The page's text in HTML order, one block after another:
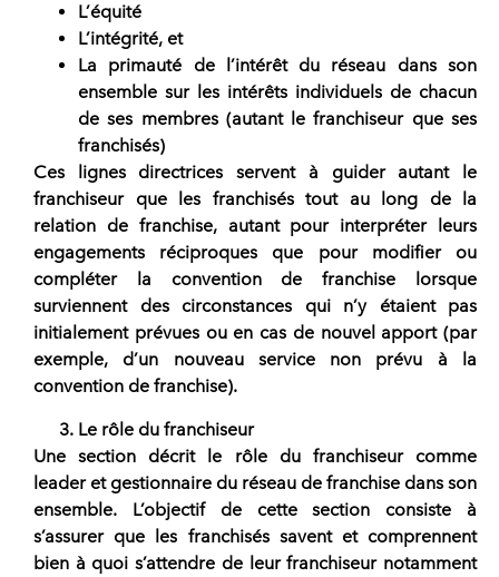
L’équité
L’intégrité, et
La primauté de l’intérêt du réseau dans son
ensemble sur les intérêts individuels de chacun
de ses membres (autant le franchiseur que ses
franchisés)
Ces lignes directrices servent à guider autant le
franchiseur que les franchisés tout au long de la
relation de franchise, autant pour interpréter leurs
engagements réciproques que pour modifier ou
compléter la convention defranchise lorsque
surviennent des circonstances qui n’y étaient pas
initialement prévues ou en cas de nouvel apport (par
exemple, d’un nouveau service non prévu à la
convention de franchise).
Le rôle du franchiseur
Une section décrit le rôle du franchiseur comme
leader et gestionnaire du réseau de franchise dans son
ensemble. L’objectif de cette section consiste à
s’assurer que les franchisés savent et comprennent
bien à quoi s’attendre de leur franchiseur notamment